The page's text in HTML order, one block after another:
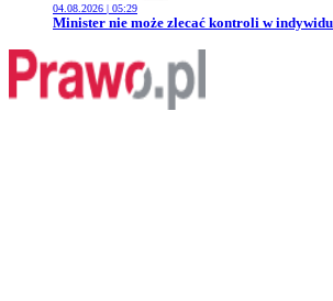
04.08.2026 | 05:29
Przejdź do artykułu:
Minister nie może zlecać kontroli w